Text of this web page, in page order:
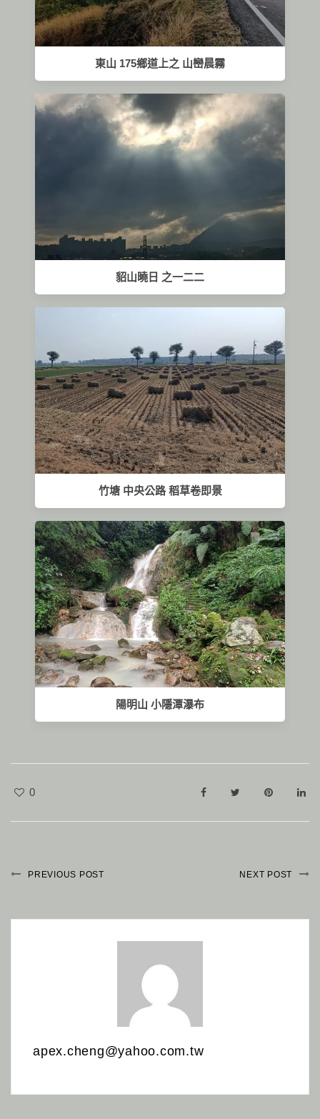
東山 175鄉道上之 山巒晨霧
貂山曉日 之一二二
竹塘 中央公路 稻草卷即景
陽明山 小隱潭瀑布
0
PREVIOUS POST NEXT POST
apex.cheng@yahoo.com.tw